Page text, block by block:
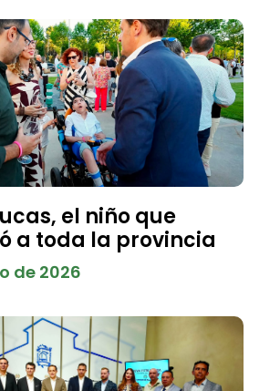
el niño que
a toda la provincia
de 2026